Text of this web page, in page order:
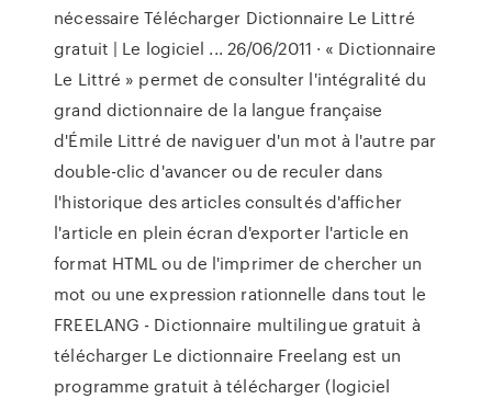
nécessaire Télécharger Dictionnaire Le Littré
gratuit | Le logiciel ... 26/06/2011 · « Dictionnaire
Le Littré » permet de consulter l'intégralité du
grand dictionnaire de la langue française
d'Émile Littré de naviguer d'un mot à l'autre par
double-clic d'avancer ou de reculer dans
l'historique des articles consultés d'afficher
l'article en plein écran d'exporter l'article en
format HTML ou de l'imprimer de chercher un
mot ou une expression rationnelle dans tout le
FREELANG - Dictionnaire multilingue gratuit à
télécharger Le dictionnaire Freelang est un
programme gratuit à télécharger (logiciel